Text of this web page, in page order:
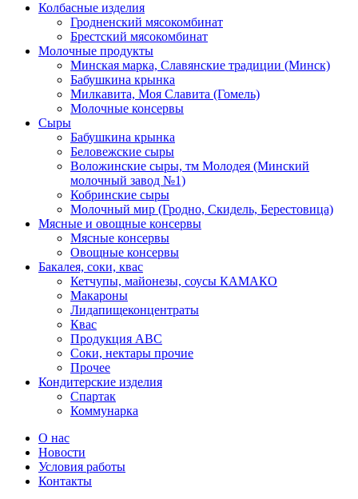
Колбасные изделия
Гродненский мясокомбинат
Брестский мясокомбинат
Молочные продукты
Минская марка, Славянские традиции (Минск)
Бабушкина крынка
Милкавита, Моя Славита (Гомель)
Молочные консервы
Сыры
Бабушкина крынка
Беловежские сыры
Воложинские сыры, тм Молодея (Минский
молочный завод №1)
Кобринские сыры
Молочный мир (Гродно, Скидель, Берестовица)
Мясные и овощные консервы
Мясные консервы
Овощные консервы
Бакалея, соки, квас
Кетчупы, майонезы, соусы КАМАКО
Макароны
Лидапищеконцентраты
Квас
Продукция АВС
Соки, нектары прочие
Прочее
Кондитерские изделия
Спартак
Коммунарка
О нас
Новости
Условия работы
Контакты